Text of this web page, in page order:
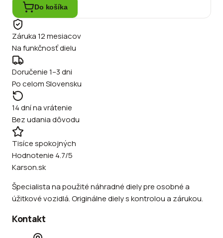
Do košíka
Záruka 12 mesiacov
Na funkčnosť dielu
Doručenie 1–3 dni
Po celom Slovensku
14 dní na vrátenie
Bez udania dôvodu
Tisíce spokojných
Hodnotenie 4.7/5
Karson.sk
Špecialista na použité náhradné diely pre osobné a
úžitkové vozidlá. Originálne diely s kontrolou a zárukou.
Kontakt